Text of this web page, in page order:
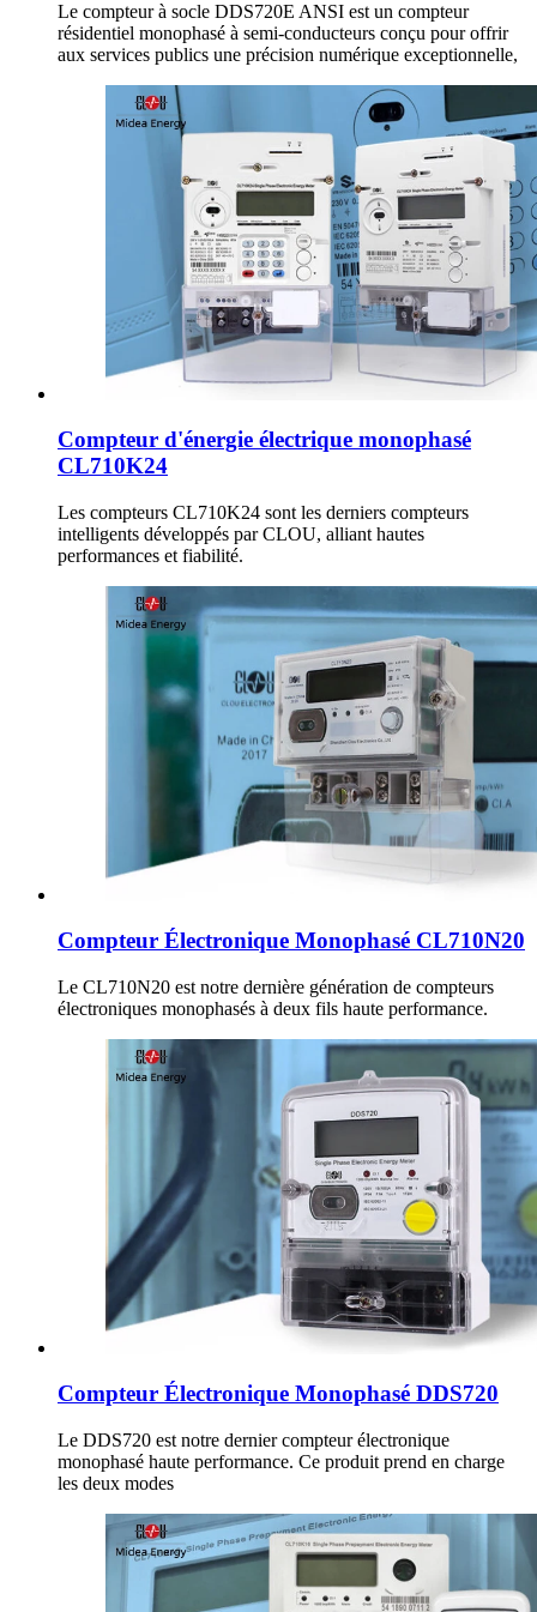
Le compteur à socle DDS720E ANSI est un compteur
résidentiel monophasé à semi-conducteurs conçu pour offrir
aux services publics une précision numérique exceptionnelle,
Compteur d'énergie électrique monophasé
CL710K24
Les compteurs CL710K24 sont les derniers compteurs
intelligents développés par CLOU, alliant hautes
performances et fiabilité.
Compteur Électronique Monophasé CL710N20
Le CL710N20 est notre dernière génération de compteurs
électroniques monophasés à deux fils haute performance.
Compteur Électronique Monophasé DDS720
Le DDS720 est notre dernier compteur électronique
monophasé haute performance. Ce produit prend en charge
les deux modes